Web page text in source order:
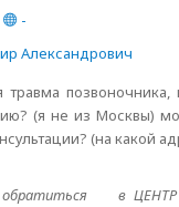
-
Александрович
травма позвоночника,
(я не из Москвы)
(на какой
обратиться в ЦЕНТР